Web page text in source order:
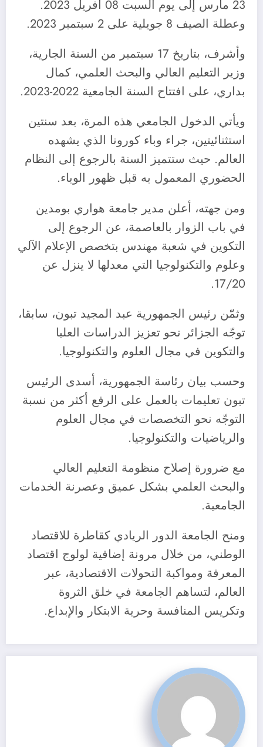
23 مارس إلى يوم السبت 08 أفريل 2023.
وعطلة الصيف 8 جويلية على 2 سبتمبر 2023.
وأشرف، بتاريخ 17 سبتمبر من السنة الجارية،
وزير التعليم العالي والبحث العلمي، كمال
بداري، على افتتاح السنة الجامعية 2022-2023.
ويأتي الدخول الجامعي هذه المرة، بعد سنتين
استثنائيتين، جراء وباء كورونا الذي يشهده
العالم. حيث ستتميز السنة بالرجوع إلى النظام
الحضوري المعمول به قبل ظهور الوباء.
ومن جهته، أعلن مدير جامعة هواري بومدين
في باب الزوار بالعاصمة، عن الرجوع إلى
التكوين في شعبة مهندس بتخصص الإعلام الآلي
وعلوم والتكنولوجيا التي معدلها لا ينزل عن
17/20.
وثمّن رئيس الجمهورية عبد المجيد تبون، سابقا،
توجّه الجزائر نحو تعزيز الدراسات العليا
والتكوين في مجال العلوم والتكنولوجيا.
وحسب بيان رئاسة الجمهورية، أسدى الرئيس
تبون تعليمات بالعمل على الرفع أكثر من نسبة
التوجّه نحو التخصصات في مجال العلوم
والرياضيات والتكنولوجيا.
مع ضرورة إصلاح منظومة التعليم العالي
والبحث العلمي بشكل عميق وعصرنة الخدمات
الجامعية.
ومنح الجامعة الدور الريادي كقاطرة للاقتصاد
الوطني، من خلال مرونة إضافية لولوج اقتصاد
المعرفة ومواكبة التحولات الاقتصادية، عبر
العالم، لتساهم الجامعة في خلق الثروة
وتكريس المنافسة وحرية الابتكار والإبداع.